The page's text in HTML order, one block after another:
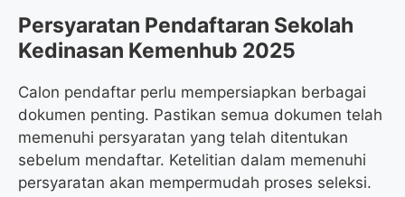
Persyaratan Pendaftaran Sekolah
Kedinasan Kemenhub 2025
Calon pendaftar perlu mempersiapkan berbagai
dokumen penting. Pastikan semua dokumen telah
memenuhi persyaratan yang telah ditentukan
sebelum mendaftar. Ketelitian dalam memenuhi
persyaratan akan mempermudah proses seleksi.